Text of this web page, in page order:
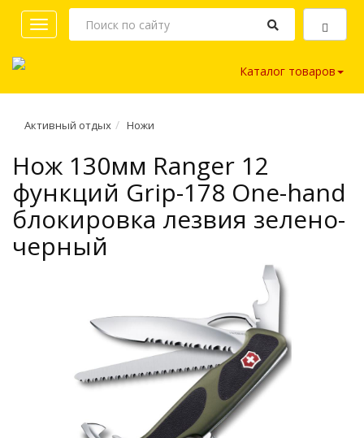
Toggle
navigation
Каталог товаров
Активный отдых Ножи
Нож 130мм Ranger 12
функций Grip-178 One-hand
блокировка лезвия зелено-
черный